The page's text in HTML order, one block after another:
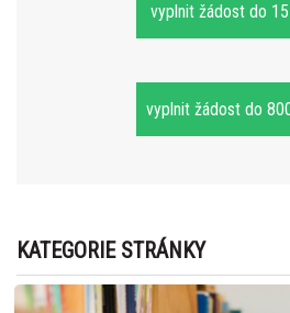
vyplnit žádost do
vyplnit žádost do
KATEGORIE STRÁNKY